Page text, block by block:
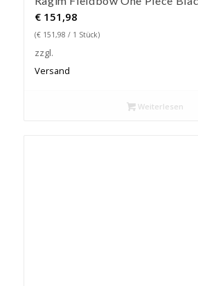
€151,98
(€151,98 / 1 Stück)
zzgl.
Versand
Weiterlesen